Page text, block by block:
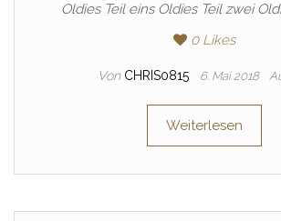
Oldies Teil eins Oldies Teil zwei
0Likes
Von CHRIS0815 6. Mai 2018
Weiterlesen